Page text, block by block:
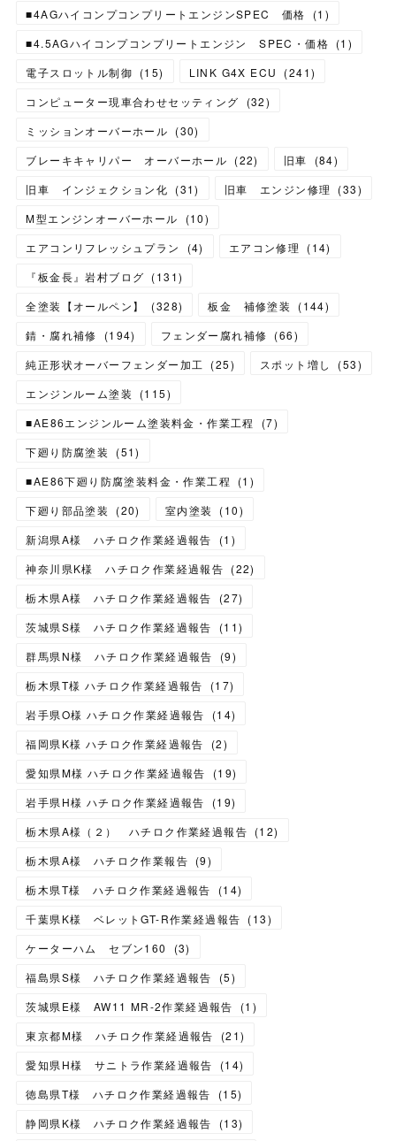
■4AGハイコンプコンプリートエンジンSPEC 価格 (1 )
■4.5AGハイコンプコンプリートエンジン SPEC・価格 (1 )
電子スロットル制御 (15) LINK G4X ECU (241)
コンピューター現車合わせセッティング
(32)
ミッションオーバーホール (30)
ブレーキキャリパー オーバーホール (22) 旧車 (84)
旧車 インジェクション化 (31) 旧車 エンジン修理 (33)
M型エンジンオーバーホール
(10)
エアコンリフレッシュプラン
(4) エアコン修理 (14)
『板金長』岩村ブログ (131)
全塗装【オールペン】
(328) 板金 補修塗装 (144)
錆・腐れ補修
(194) フェンダー腐れ補修 (66)
純正形状オーバーフェンダー加工
(25) スポット増し (53)
エンジンルーム塗装
(115)
■AE86エンジンルーム塗装料金・作業工程
(7)
下廻り防腐塗装
(51)
■AE86下廻り防腐塗装料金・作業工程
(1 )
下廻り部品塗装
(20) 室内塗装 (10)
新潟県A様 ハチロク作業経過報告
(1 )
神奈川県K様 ハチロク作業経過報告 (22)
栃木県A様 ハチロク作業経過報告
(27)
茨城県S様 ハチロク作業経過報告
(11)
群馬県N様 ハチロク作業経過報告
(9)
栃木県T様 ハチロク作業経過報告
(17)
岩手県O様 ハチロク作業経過報告
(14)
福岡県K様 ハチロク作業経過報告
(2)
愛知県M様 ハチロク作業経過報告
(19)
岩手県H様 ハチロク作業経過報告
(19)
栃木県A様（２） ハチロク作業経過報告 (12)
栃木県A様 ハチロク作業報告 (9)
栃木県T様 ハチロク作業経過報告
(14)
千葉県K様 ベレットGT-R作業経過報告 (13)
ケーターハム セブン160
(3)
福島県S様 ハチロク作業経過報告
(5)
茨城県E様 AW11 MR-2作業経過報告
(1 )
東京都M様 ハチロク作業経過報告
(21)
愛知県H様 サニトラ作業経過報告
(14)
徳島県T様 ハチロク作業経過報告
(15)
静岡県K様 ハチロク作業経過報告
(13)